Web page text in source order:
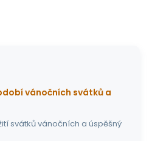
vánočních svátků a
svátků vánočních a úspěšný